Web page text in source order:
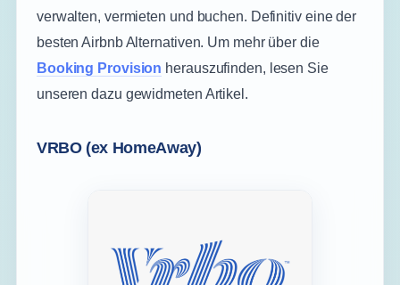
verwalten, vermieten und buchen. Definitiv eine der
besten Airbnb Alternativen. Um mehr über die
Booking Provision herauszufinden, lesen Sie
unseren dazu gewidmeten Artikel.
VRBO (ex HomeAway)